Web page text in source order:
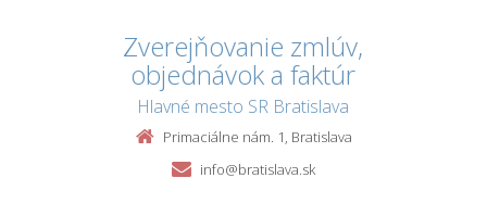
Zverejňovanie zmlúv,
objednávok a faktúr
Hlavné mesto SR Bratislava
Primaciálne nám. 1, Bratislava
info@bratislava.sk